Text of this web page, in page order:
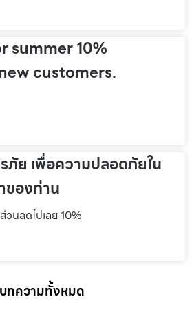
summer 10%
customers.
ภัย เพื่อความปลอดภัยใน
องท่าน
วนลดไปเลย 10%
ทความทั้งหมด